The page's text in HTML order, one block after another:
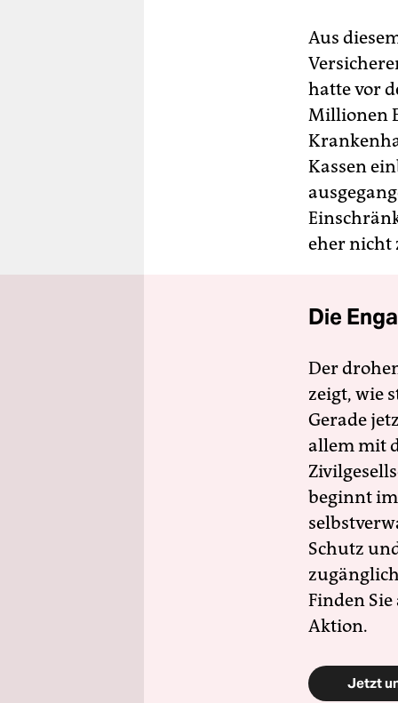
Aus
hatte vor
Millionen
Kassen
eher nicht
Die
Der
zeigt, wie
Gerade
allem mit
beginnt
Schutz
Finden
Aktion.
Jetzt